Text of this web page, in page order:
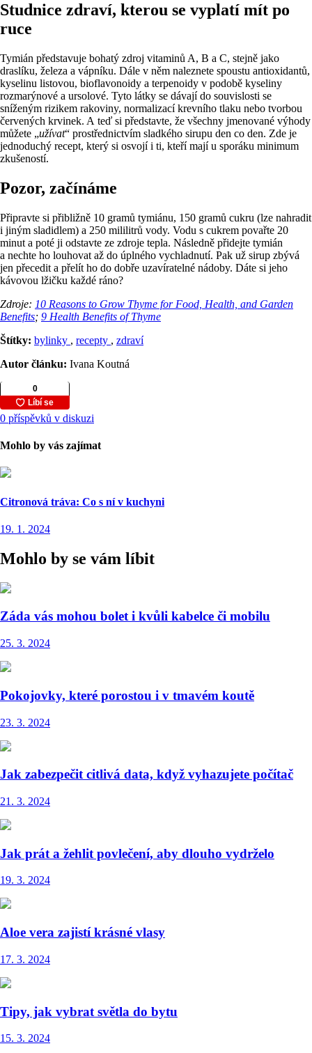
Studnice zdraví, kterou se vyplatí mít po
ruce
Tymián představuje bohatý zdroj vitaminů A, B a C, stejně jako
draslíku, železa a vápníku. Dále v něm naleznete spoustu antioxidantů,
kyselinu listovou, bioflavonoidy a terpenoidy v podobě kyseliny
rozmarýnové a ursolové. Tyto látky se dávají do souvislosti se
sníženým rizikem rakoviny, normalizací krevního tlaku nebo tvorbou
červených krvinek. A teď si představte, že všechny jmenované výhody
můžete „užívat“ prostřednictvím sladkého sirupu den co den. Zde je
jednoduchý recept, který si osvojí i ti, kteří mají u sporáku minimum
zkušeností.
Pozor, začínáme
Připravte si přibližně 10 gramů tymiánu, 150 gramů cukru (lze nahradit
i jiným sladidlem) a 250 mililitrů vody. Vodu s cukrem povařte 20
minut a poté ji odstavte ze zdroje tepla. Následně přidejte tymián
a nechte ho louhovat až do úplného vychladnutí. Pak už sirup zbývá
jen přecedit a přelít ho do dobře uzavíratelné nádoby. Dáte si jeho
kávovou lžičku každé ráno?
Zdroje: 10 Reasons to Grow Thyme for Food, Health, and Garden
Benefits; 9 Health Benefits of Thyme
Štítky: bylinky , recepty , zdraví
Autor článku: Ivana Koutná
0 příspěvků v diskuzi
Mohlo by vás zajímat
Citronová tráva: Co s ní v kuchyni
19. 1. 2024
Mohlo by se vám líbit
Záda vás mohou bolet i kvůli kabelce či mobilu
25. 3. 2024
Pokojovky, které porostou i v tmavém koutě
23. 3. 2024
Jak zabezpečit citlivá data, když vyhazujete počítač
21. 3. 2024
Jak prát a žehlit povlečení, aby dlouho vydrželo
19. 3. 2024
Aloe vera zajistí krásné vlasy
17. 3. 2024
Tipy, jak vybrat světla do bytu
15. 3. 2024